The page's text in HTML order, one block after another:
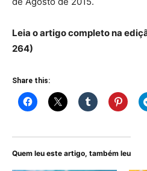
Leia o artigo completo na
264)
Share this:
Quem leu este artigo, também leu